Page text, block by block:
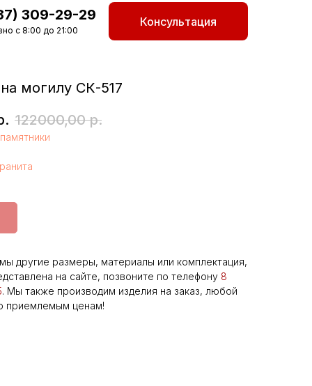
Консультация
309-29-29
с 8:00 до 21:00
могилу СК-517
122000,00 р.
другие размеры, материалы или комплектация,
на сайте, позвоните по телефону 8
. Мы также производим изделия на заказ, любой
приемлемым ценам!